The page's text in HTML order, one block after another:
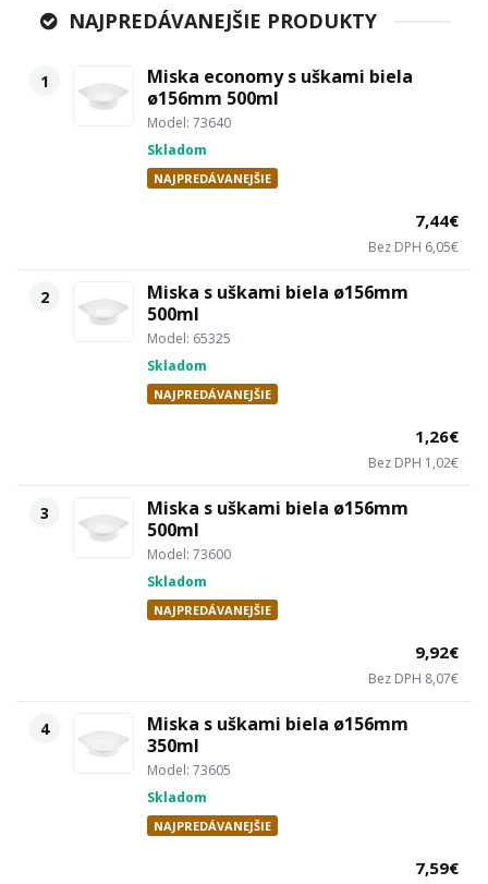
NAJPREDÁVANEJŠIE PRODUKTY
1
Miska economy s uškami biela
ø156mm 500ml
Model: 73640
Skladom
NAJPREDÁVANEJŠIE
7,44€
Bez DPH 6,05€
2
Miska s uškami biela ø156mm
500ml
Model: 65325
Skladom
NAJPREDÁVANEJŠIE
1,26€
Bez DPH 1,02€
3
Miska s uškami biela ø156mm
500ml
Model: 73600
Skladom
NAJPREDÁVANEJŠIE
9,92€
Bez DPH 8,07€
4
Miska s uškami biela ø156mm
350ml
Model: 73605
Skladom
NAJPREDÁVANEJŠIE
7,59€